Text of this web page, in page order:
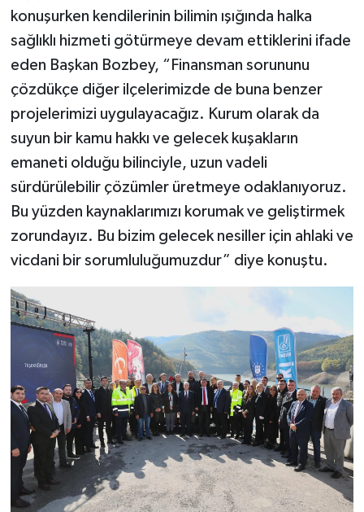
konuşurken kendilerinin bilimin ışığında halka
sağlıklı hizmeti götürmeye devam ettiklerini ifade
eden Başkan Bozbey, “Finansman sorununu
çözdükçe diğer ilçelerimizde de buna benzer
projelerimizi uygulayacağız. Kurum olarak da
suyun bir kamu hakkı ve gelecek kuşakların
emaneti olduğu bilinciyle, uzun vadeli
sürdürülebilir çözümler üretmeye odaklanıyoruz.
Bu yüzden kaynaklarımızı korumak ve geliştirmek
zorundayız. Bu bizim gelecek nesiller için ahlaki ve
vicdani bir sorumluluğumuzdur” diye konuştu.